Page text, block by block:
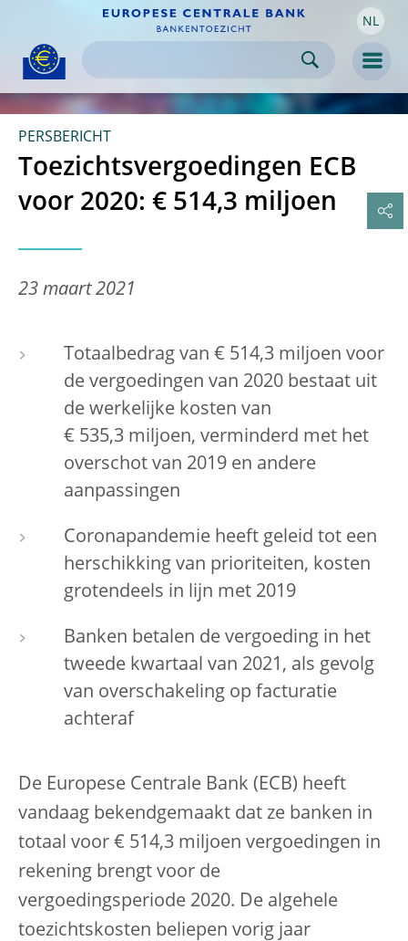
Skip to
content NL
PERSBERICHT
Toezichtsvergoedingen ECB
voor 2020: € 514,3 miljoen
23 maart 2021
Totaalbedrag van € 514,3 miljoen voor
de vergoedingen van 2020 bestaat uit
de werkelijke kosten van
€ 535,3 miljoen, verminderd met het
overschot van 2019 en andere
aanpassingen
Coronapandemie heeft geleid tot een
herschikking van prioriteiten, kosten
grotendeels in lijn met 2019
Banken betalen de vergoeding in het
tweede kwartaal van 2021, als gevolg
van overschakeling op facturatie
achteraf
De Europese Centrale Bank (ECB) heeft
vandaag bekendgemaakt dat ze banken in
totaal voor € 514,3 miljoen vergoedingen in
rekening brengt voor de
vergoedingsperiode 2020. De algehele
toezichtskosten beliepen vorig jaar